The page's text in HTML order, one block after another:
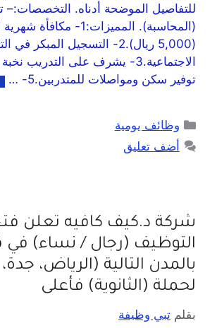
للتفاصيل الموضحة أدناه.
(المحاسبة). المميزات:1-
(5,000 ريال).2- التسجيل المبكر في
توفير سكن ومواصلات للمتدربين.5- …
وظائف يومية
أضف تعليق
شركة د.كيف كافيه تعلن
التوظيف (رجال / نساء) في
بالمدن التالية (الرياض،
لحملة (الثانوية) فأعلى
بقلم تبي وظيفة